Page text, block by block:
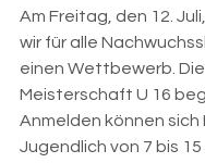
Am Freitag, den 12.
wir für alle
einen Wettbewerb.
Meisterschaft U 16
Anmelden können sich
Jugendlich von 7 bis